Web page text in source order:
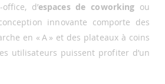
d’espaces de coworking ou
innovante comporte des
en « A » et des plateaux à coins
utilisateurs puissent profiter d’un